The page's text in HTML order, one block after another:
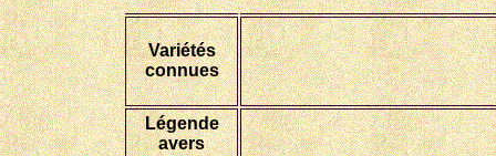
Variétés
connues
Légende
avers